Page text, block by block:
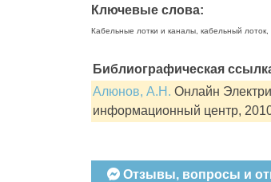
Ключевые слова:
Кабельные лотки и каналы, кабельный
Библиографическая
Алюнов, А.Н. Онлайн
информационный центр,
Отзывы, вопросы и